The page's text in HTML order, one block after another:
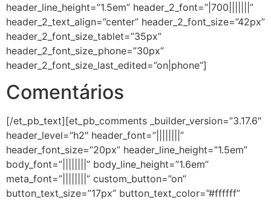
header_line_height=”1.5em” header_2_font=”|700|||||||”
header_2_text_align=”center” header_2_font_size=”42px”
header_2_font_size_tablet=”35px”
header_2_font_size_phone=”30px”
header_2_font_size_last_edited=”on|phone”]
Comentários
[/et_pb_text][et_pb_comments _builder_version=”3.17.6″
header_level=”h2″ header_font=”||||||||”
header_font_size=”20px” header_line_height=”1.5em”
body_font=”||||||||” body_line_height=”1.6em”
meta_font=”||||||||” custom_button=”on”
button_text_size=”17px” button_text_color=”#ffffff”